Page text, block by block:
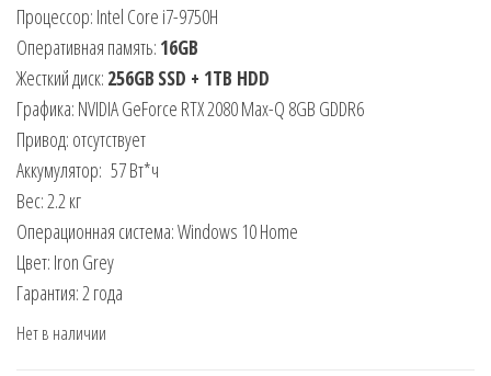
Процессор: Intel Core i7-9750H
Оперативная память: 16GB
Жесткий диск: 256GB SSD + 1TB HDD
Графика: NVIDIA GeForce RTX 2080 Max-Q 8GB GDDR6
Привод: отсутствует
Аккумулятор: 57 Вт*ч
Вес: 2.2 кг
Операционная система: Windows 10 Home
Цвет: Iron Grey
Гарантия: 2 года
Нет в наличии